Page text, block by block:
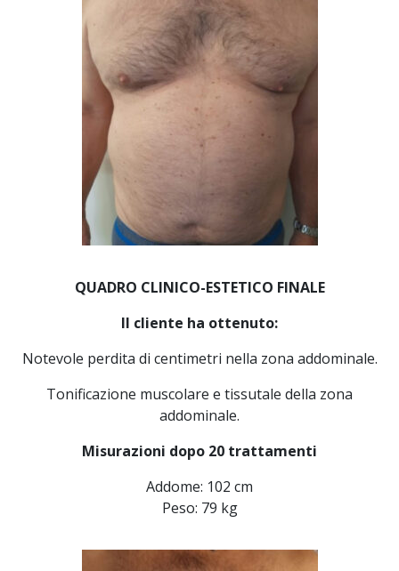
QUADRO CLINICO-ESTETICO FINALE
Il cliente ha ottenuto:
Notevole perdita di centimetri nella zona addominale.
Tonificazione muscolare e tissutale della zona
addominale.
Misurazioni dopo 20 trattamenti
Addome: 102 cm
Peso: 79 kg